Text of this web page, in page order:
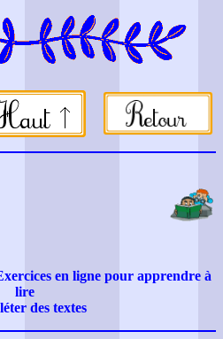
en ligne pour apprendre à
lire
des textes